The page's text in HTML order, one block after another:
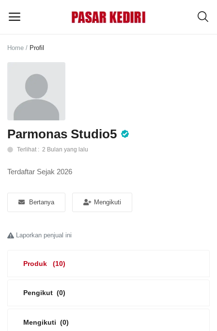
MENU UTAMA
Kategori
Home
Wishlist
Blog
Platform Iklan Gratis
Hubungi Kami
Lokasi
Home Profil
Parmonas Studio5
Terlihat : 2 Bulan yang lalu
Terdaftar Sejak 2026
Bertanya Mengikuti
Laporkan penjual ini
Produk (10)
Pengikut (0)
Mengikuti (0)